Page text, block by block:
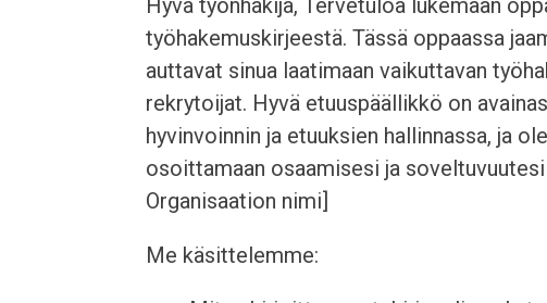
Hyvä työnhakija, Tervetuloa lukemaan
työhakemuskirjeestä. Tässä oppaassa
auttavat sinua laatimaan vaikuttavan
rekrytoijat. Hyvä etuuspäällikkö on
hyvinvoinnin ja etuuksien hallinnassa, ja
osoittamaan osaamisesi ja
Organisaation nimi]
Me käsittelemme: